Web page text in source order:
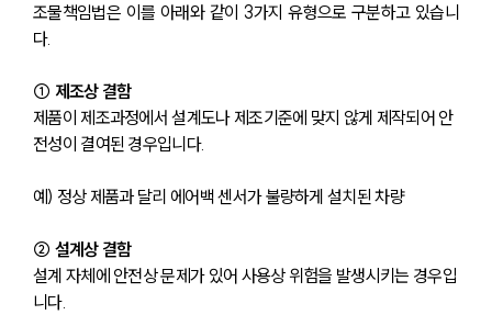
조물책임법은 이를 아래와 같이 3가지 유형으로 구분하고 있습니
다.
① 제조상 결함
제품이 제조과정에서 설계도나 제조기준에 맞지 않게 제작되어 안
전성이 결여된 경우입니다.
예) 정상 제품과 달리 에어백 센서가 불량하게 설치된 차량
② 설계상 결함
설계 자체에 안전상 문제가 있어 사용상 위험을 발생시키는 경우입
니다.